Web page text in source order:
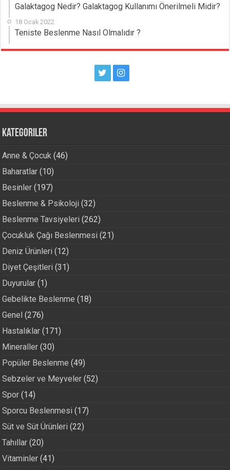
Galaktagog Nedir? Galaktagog Kullanımı Önerilmeli Midir?
18 Ocak 2022
Teniste Beslenme Nasıl Olmalıdır ?
Kategoriler
Anne & Çocuk (46)
Baharatlar (10)
Besinler (197)
Beslenme & Psikoloji (32)
Beslenme Tavsiyeleri (262)
Çocukluk Çağı Beslenmesi (21)
Deniz Ürünleri (12)
Diyet Çeşitleri (31)
Duyurular (1)
Gebelikte Beslenme (18)
Genel (276)
Hastalıklar (171)
Mineraller (30)
Popüler Beslenme (49)
Sebzeler ve Meyveler (52)
Spor (14)
Sporcu Beslenmesi (17)
Süt ve Süt Ürünleri (22)
Tahıllar (20)
Vitaminler (41)